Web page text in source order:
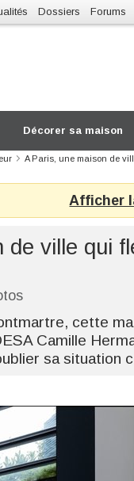
Dossiers Forums
Décorer sa maison
A Paris, une maison de
Afficher
de ville qui
cette
Camille
sa situation